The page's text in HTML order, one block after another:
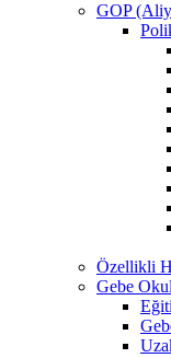
GOP
Özellikli
Gebe